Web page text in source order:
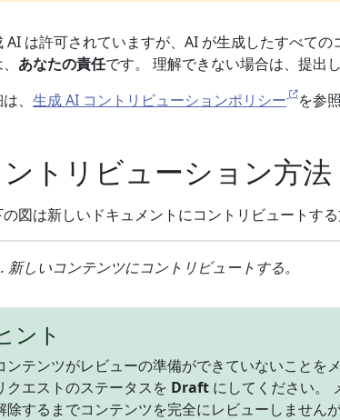
AI は許可されていますが、AI が生成したすべての
あなたの責任です。 理解できない場合は、提出
、 生成 AI コントリビューションポリシー を参
トリビューション方法
の図は新しいドキュメントにコントリビュートする
新しいコンテンツにコントリビュートする。
ント
ンテンツがレビューの準備ができていないことを
クエストのステータスを Draft にしてください。
除するまでコンテンツを完全にレビューしません